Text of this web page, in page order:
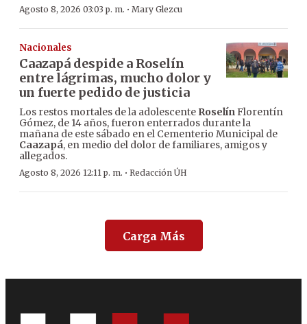
Agosto 8, 2026 03:03 p. m. · Mary Glezcu
Nacionales
Caazapá despide a Roselín
entre lágrimas, mucho dolor y
un fuerte pedido de justicia
Los restos mortales de la adolescente RoselínFlorentín
Gómez, de 14 años, fueron enterrados durante la
mañana de este sábado en el Cementerio Municipal de
Caazapá, en medio del dolor de familiares, amigos y
allegados.
Agosto 8, 2026 12:11 p. m. · Redacción ÚH
Carga Más